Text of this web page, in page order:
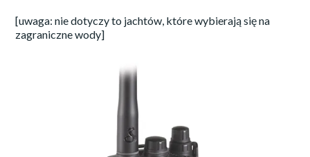
[uwaga: nie dotyczy to jachtów, które wybierają się na
zagraniczne wody]